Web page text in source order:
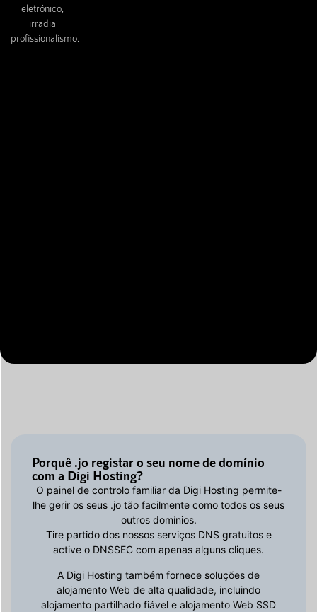
eletrónico,
irradia
profissionalismo.
Porquê .jo registar o seu nome de domínio
com a Digi Hosting?
O painel de controlo familiar da Digi Hosting permite-
lhe gerir os seus .jo tão facilmente como todos os seus
outros domínios.
Tire partido dos nossos serviços DNS gratuitos e
active o DNSSEC com apenas alguns cliques.
A Digi Hosting também fornece soluções de
alojamento Web de alta qualidade, incluindo
alojamento partilhado fiável e alojamento Web SSD